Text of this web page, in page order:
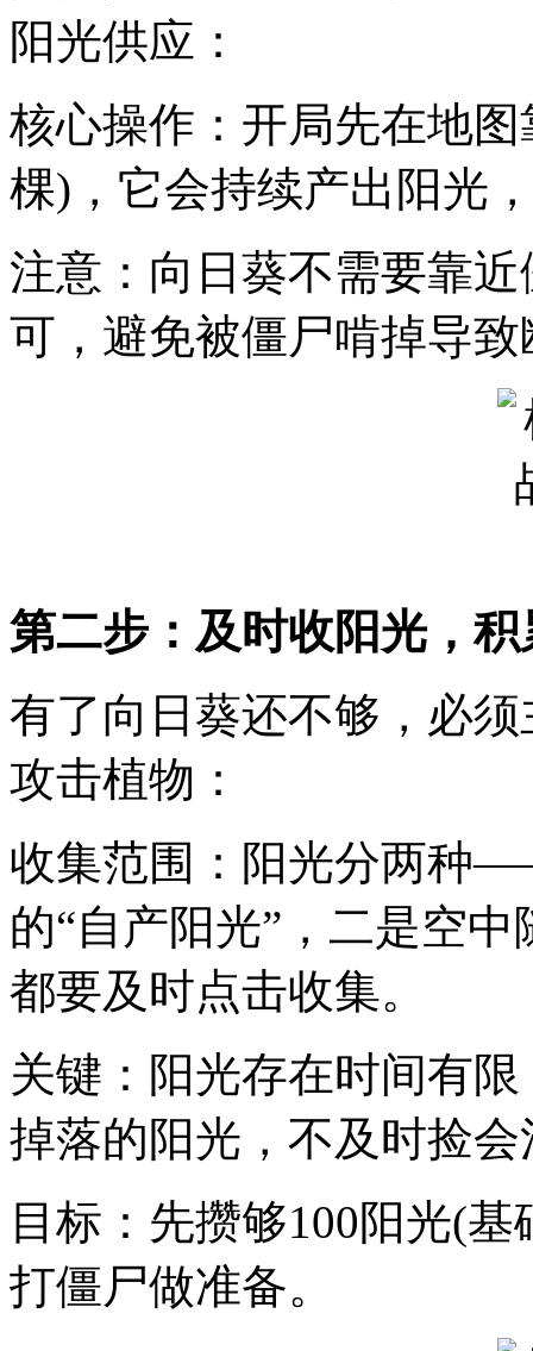
阳光供应：
核心操作：开局先在地
棵)，它会持续产出阳光
注意：向日葵不需要靠
可，避免被僵尸啃掉导致
第二步：及时收阳光，
有了向日葵还不够，必
攻击植物：
收集范围：阳光分两种
的“自产阳光”，二是空
都要及时点击收集。
关键：阳光存在时间有
掉落的阳光，不及时捡
目标：先攒够100阳光(
打僵尸做准备。